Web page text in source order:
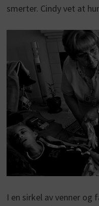
smerter. Cindy vet at
I en sirkel av venner og